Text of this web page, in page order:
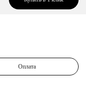
Оплата